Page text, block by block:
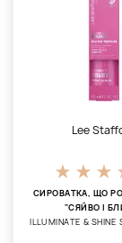
Lee
СИРОВАТКА, ЩО
"СЯЙВО І
ILLUMINATE & SHINE